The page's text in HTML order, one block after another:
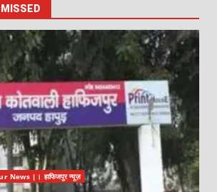
MISSED
News |। हाफिजपुर न्यूज़